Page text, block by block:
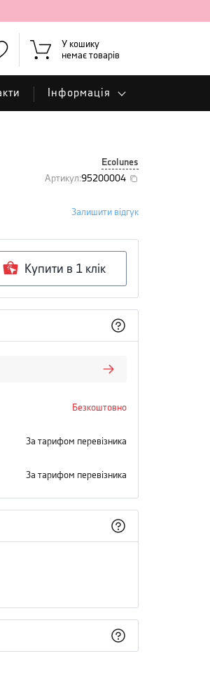
У кошику
немає товарів
Інформація
Ecolunes
Артикул:95200004
Залишити відгук
Купити в 1 клiк
Безкоштовно
За тарифом перевізника
За тарифом перевізника